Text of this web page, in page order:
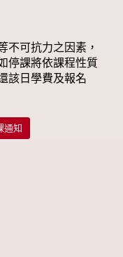
不可抗力之因素，
停課將依課程性質
該日學費及報名
通知